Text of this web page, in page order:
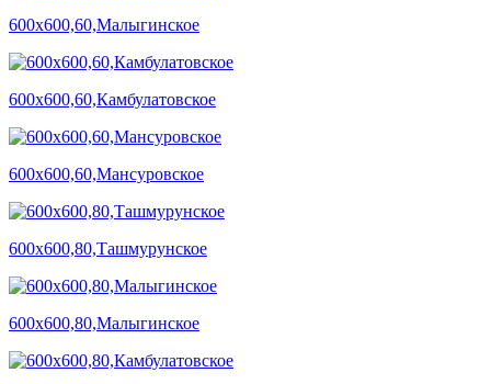
600х600,60,Малыгинское
600х600,60,Камбулатовское
600х600,60,Мансуровское
600х600,80,Ташмурунское
600х600,80,Малыгинское